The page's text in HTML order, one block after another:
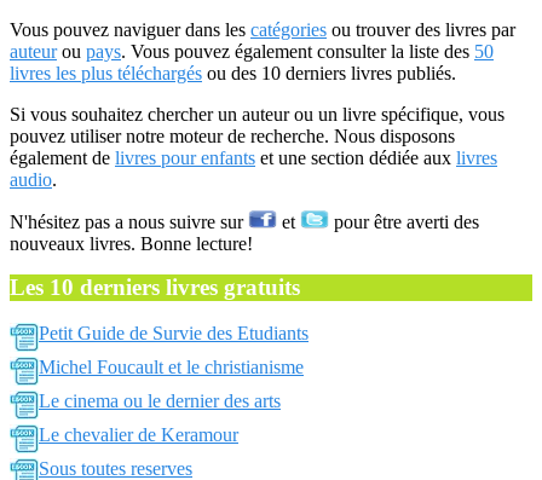
Vous pouvez naviguer dans les catégories ou trouver des livres par
auteurou pays. Vous pouvez également consulter la liste des 50
livres les plus téléchargés ou des 10 derniers livres publiés.
Si vous souhaitez chercher un auteur ou un livre spécifique, vous
pouvez utiliser notre moteur de recherche. Nous disposons
également de livres pour enfants et une section dédiée aux livres
audio.
N'hésitez pas a nous suivre sur et
pour être averti des
nouveaux livres. Bonne lecture!
Les 10 derniers livres gratuits
Petit Guide de Survie des Etudiants
Michel Foucault et le christianisme
Le cinema ou le dernier des arts
Le chevalier de Keramour
Sous toutes reserves